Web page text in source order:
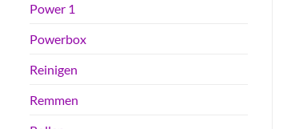
Power 1
Powerbox
Reinigen
Remmen